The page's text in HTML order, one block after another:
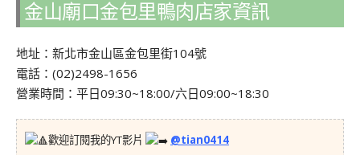
金山廟口金包里鴨肉店家資訊
地址：新北市金山區金包里街104號
電話：(02)2498-1656
營業時間：平日09:30~18:00/六日09:00~18:30
歡迎訂閱我的YT影片
@tian0414